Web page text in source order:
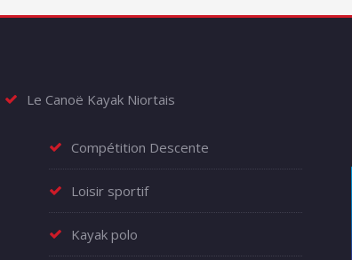
Le Canoë Kayak Niortais
Compétition Descente
Loisir sportif
Kayak polo